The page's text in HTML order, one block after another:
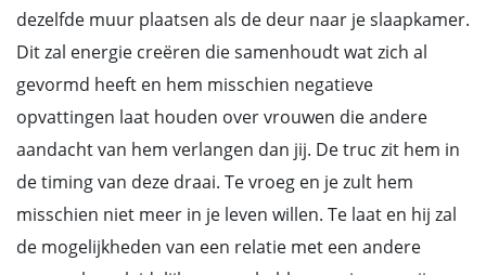
dezelfde muur plaatsen als de deur naar je slaapkamer.
Dit zal energie creëren die samenhoudt wat zich al
gevormd heeft en hem misschien negatieve
opvattingen laat houden over vrouwen die andere
aandacht van hem verlangen dan jij. De truc zit hem in
de timing van deze draai. Te vroeg en je zult hem
misschien niet meer in je leven willen. Te laat en hij zal
de mogelijkheden van een relatie met een andere